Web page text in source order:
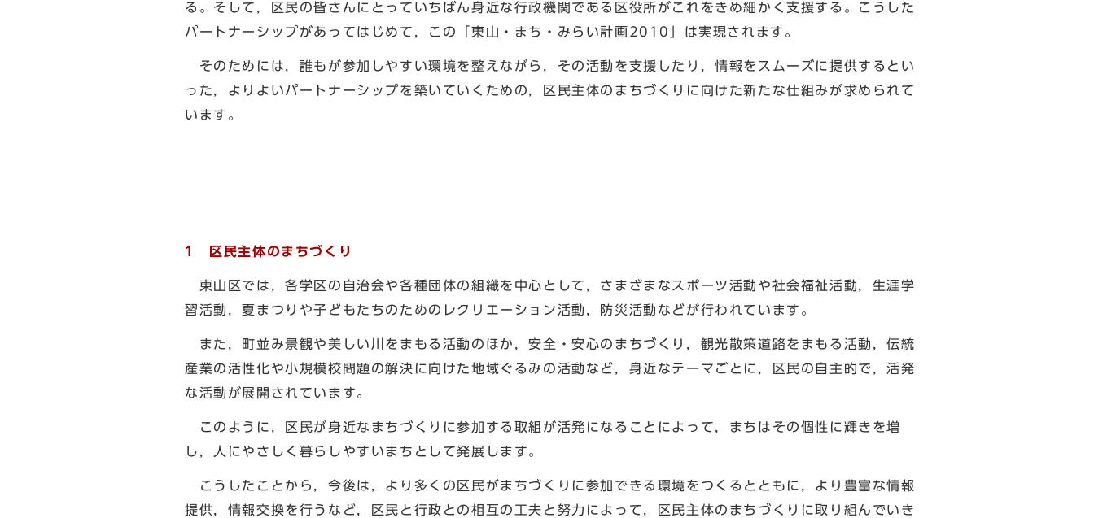
る。そして，区民の皆さんにとっていちばん身近な行政機関である区役所がこれをきめ細かく支援する。こうした
パートナーシップがあってはじめて，この「東山・まち・みらい計画2010」は実現されます。
そのためには，誰もが参加しやすい環境を整えながら，その活動を支援したり，情報をスムーズに提供するとい
った，よりよいパートナーシップを築いていくための，区民主体のまちづくりに向けた新たな仕組みが求められて
います。
1 区民主体のまちづくり
東山区では，各学区の自治会や各種団体の組織を中心として，さまざまなスポーツ活動や社会福祉活動，生涯学
習活動，夏まつりや子どもたちのためのレクリエーション活動，防災活動などが行われています。
また，町並み景観や美しい川をまもる活動のほか，安全・安心のまちづくり，観光散策道路をまもる活動，伝統
産業の活性化や小規模校問題の解決に向けた地域ぐるみの活動など，身近なテーマごとに，区民の自主的で，活発
な活動が展開されています。
このように，区民が身近なまちづくりに参加する取組が活発になることによって，まちはその個性に輝きを増
し，人にやさしく暮らしやすいまちとして発展します。
こうしたことから，今後は，より多くの区民がまちづくりに参加できる環境をつくるとともに，より豊富な情報
提供，情報交換を行うなど，区民と行政との相互の工夫と努力によって，区民主体のまちづくりに取り組んでいき